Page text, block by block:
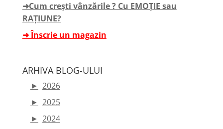
➜Cum crești vânzările ? Cu EMOȚIE sau
RAȚIUNE?
➜ Înscrie un magazin
ARHIVA BLOG-ULUI
► 2026
► 2025
► 2024